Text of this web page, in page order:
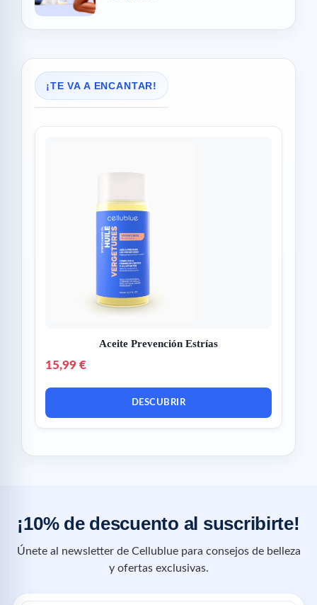
¡TE VA A ENCANTAR!
Aceite Prevención Estrías
15,99 €
DESCUBRIR
¡10% de descuento al suscribirte!
Únete al newsletter de Cellublue para consejos de belleza
y ofertas exclusivas.